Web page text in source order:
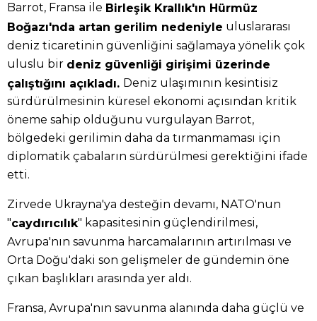
Barrot, Fransa ile Birleşik Krallık'ın Hürmüz
Boğazı'nda artan gerilim nedeniyle uluslararası
deniz ticaretinin güvenliğini sağlamaya yönelik çok
uluslu bir deniz güvenliği girişimi üzerinde
çalıştığını açıkladı. Deniz ulaşımının kesintisiz
sürdürülmesinin küresel ekonomi açısından kritik
öneme sahip olduğunu vurgulayan Barrot,
bölgedeki gerilimin daha da tırmanmaması için
diplomatik çabaların sürdürülmesi gerektiğini ifade
etti.
Zirvede Ukrayna'ya desteğin devamı, NATO'nun
"caydırıcılık" kapasitesinin güçlendirilmesi,
Avrupa'nın savunma harcamalarının artırılması ve
Orta Doğu'daki son gelişmeler de gündemin öne
çıkan başlıkları arasında yer aldı.
Fransa, Avrupa'nın savunma alanında daha güçlü ve